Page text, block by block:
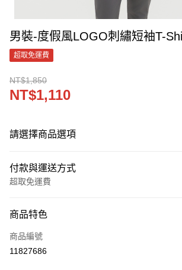
男裝-度假風LOGO刺繡短袖T-
超取免運費
NT$1,850
NT$1,110
請選擇商品選項
付款與運送方式
超取免運費
信用卡一次付款
LINE Pay
商品特色
商品編號
11827686